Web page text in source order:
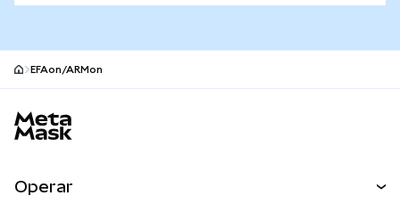
EFAon/ARMon
Operar